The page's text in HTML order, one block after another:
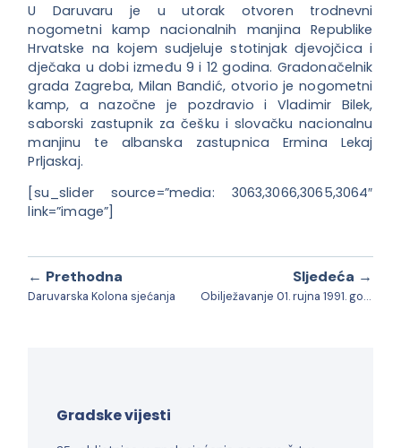
U Daruvaru je u utorak otvoren trodnevni
nogometni kamp nacionalnih manjina Republike
Hrvatske na kojem sudjeluje stotinjak djevojčica i
dječaka u dobi između 9 i 12 godina. Gradonačelnik
grada Zagreba, Milan Bandić, otvorio je nogometni
kamp, a nazočne je pozdravio i Vladimir Bilek,
saborski zastupnik za češku i slovačku nacionalnu
manjinu te albanska zastupnica Ermina Lekaj
Prljaskaj.
[su_slider source=”media: 3063,3066,3065,3064″
link=”image”]
← Prethodna
Daruvarska Kolona sjećanja
Sljedeća →
Obilježavanje 01. rujna 1991. godine
Gradske vijesti